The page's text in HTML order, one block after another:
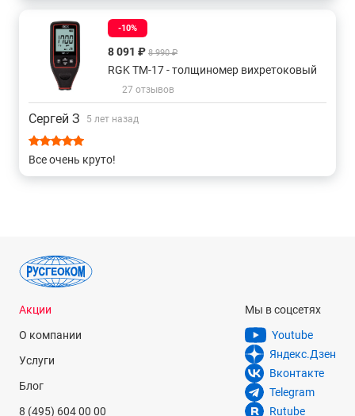
-10%
8 091 ₽ 8 990 ₽
RGK TM-17 - толщиномер вихретоковый
27 отзывов
Сергей З 5 лет назад
Все очень круто!
Акции
О компании
Услуги
Блог
8 (495) 604 00 00
Мы в соцсетях
Youtube
Яндекс.Дзен
Вконтакте
Telegram
Rutube